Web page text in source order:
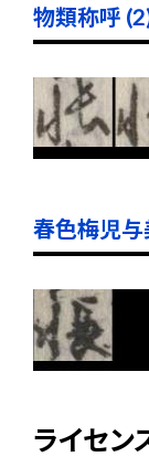
物類称呼
春色梅児与
ライセン